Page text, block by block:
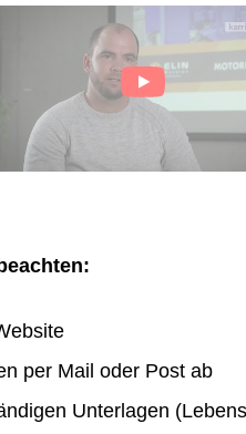
per Mail oder Post ab
Unterlagen